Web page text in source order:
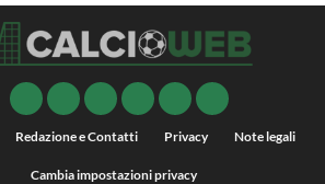
Redazione e Contatti Privacy Note legali
Cambia impostazioni privacy